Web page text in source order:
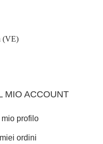
(VE)
MIO ACCOUNT
Il mio profilo
I miei ordini